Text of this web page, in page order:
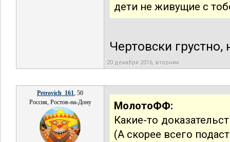
дети не живущие с
Чертовски грустно,
20 декабря 2016, вторник
Petrovich_161, 50
Россия, Ростов-на-Дону
МолотоФФ:
Какие-то
(А скорее всего